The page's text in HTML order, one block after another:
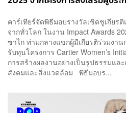
คาร์เทียร์จัดพิธีมอบรางวัลเชิดชูเกียร
จากทั่วโลก ในงาน Impact Awards
ซาไก ท่ามกลางแขกผู้มีเกียรติร่วมงา
รับทุนโครงการ Cartier Women’s
การสร้างผลงานอย่างเป็นรูปธรรมแล
สังคมและสิ่งแวดล้อม พิธีมอบร...